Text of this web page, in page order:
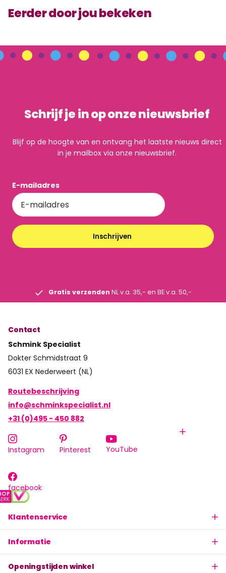
Eerder door jou bekeken
Schrijf je in op onze nieuwsbrief
Blijf op de hoogte van en ontvang het laatste nieuws direct
in je mailbox via onze nieuwsbrief.
E-mailadres
Inschrijven
Gratis verzenden NL v.a. 35,- en BE v.a. 50,-
Klantenservice
Informatie
Openingstijden winkel
Contact
Schmink Specialist
Dokter Schmidstraat 9
6031 EX Nederweert (NL)
Routebeschrijving
info@schminkspecialist.nl
+31 (0)495 - 450 882
Instagram Pinterest YouTube
facebook